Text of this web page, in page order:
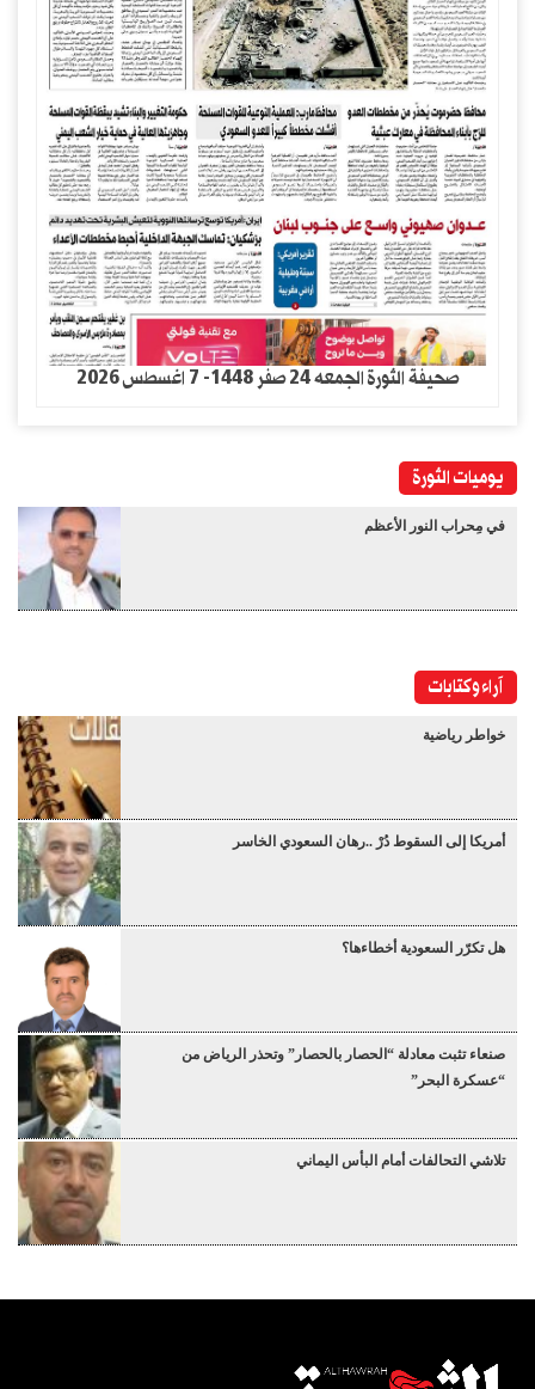
صحيفة الثورة الجمعه 24 صفر 1448- 7 اغسطس 2026
يوميات الثورة
في مِحراب النور الأعظم
آراء وكتابات
خواطر رياضية
أمريكا إلى السقوط دُرْ ..رهان السعودي الخاسر
هل تكرّر السعودية أخطاءها؟
صنعاء تثبت معادلة “الحصار بالحصار” وتحذر الرياض من
“عسكرة البحر”
تلاشي التحالفات أمام البأس اليماني